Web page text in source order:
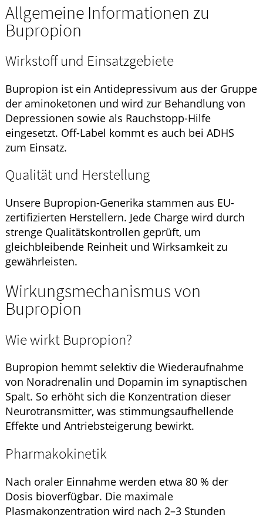
Allgemeine Informationen zu
Bupropion
Wirkstoff und Einsatzgebiete
Bupropion ist ein Antidepressivum aus der Gruppe
der aminoketonen und wird zur Behandlung von
Depressionen sowie als Rauchstopp-Hilfe
eingesetzt. Off-Label kommt es auch bei ADHS
zum Einsatz.
Qualität und Herstellung
Unsere Bupropion-Generika stammen aus EU-
zertifizierten Herstellern. Jede Charge wird durch
strenge Qualitätskontrollen geprüft, um
gleichbleibende Reinheit und Wirksamkeit zu
gewährleisten.
Wirkungsmechanismus von
Bupropion
Wie wirkt Bupropion?
Bupropion hemmt selektiv die Wiederaufnahme
von Noradrenalin und Dopamin im synaptischen
Spalt. So erhöht sich die Konzentration dieser
Neurotransmitter, was stimmungsaufhellende
Effekte und Antriebsteigerung bewirkt.
Pharmakokinetik
Nach oraler Einnahme werden etwa 80 % der
Dosis bioverfügbar. Die maximale
Plasmakonzentration wird nach 2–3 Stunden